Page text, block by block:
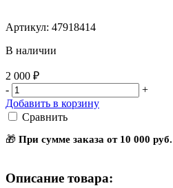
Артикул: 47918414
В наличии
2 000 ₽
-
+
Добавить в корзину
Сравнить
🎁 При сумме заказа от 10 000
Описание товара: